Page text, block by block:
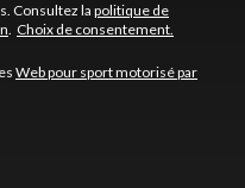
Consultez la politique de
. Choix de consentement.
Web pour sport motorisé par